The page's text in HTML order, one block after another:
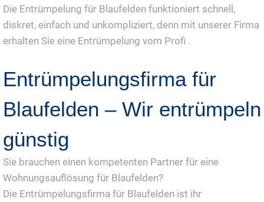
Die Entrümpelung für Blaufelden funktioniert schnell,
diskret, einfach und unkompliziert, denn mit unserer Firma
erhalten Sie eine Entrümpelung vom Profi .
Entrümpelungsfirma für
Blaufelden – Wir entrümpeln
günstig
Sie brauchen einen kompetenten Partner für eine
Wohnungsauflösung für Blaufelden?
Die Entrümpelungsfirma für Blaufelden ist ihr